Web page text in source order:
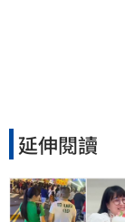
延伸閱讀